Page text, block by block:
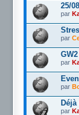
25/
par
par
par
par
Déjà
par